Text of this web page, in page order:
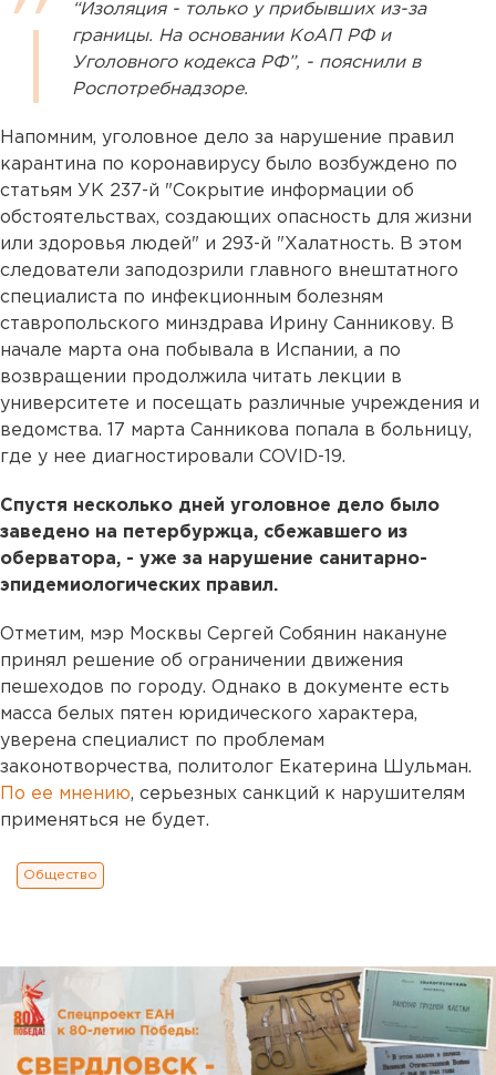
“Изоляция - только у прибывших из-за
границы. На основании КоАП РФ и
Уголовного кодекса РФ”, - пояснили в
Роспотребнадзоре.
Напомним, уголовное дело за нарушение правил
карантина по коронавирусу было возбуждено по
статьям УК 237-й "Сокрытие информации об
обстоятельствах, создающих опасность для жизни
или здоровья людей" и 293-й "Халатность. В этом
следователи заподозрили главного внештатного
специалиста по инфекционным болезням
ставропольского минздрава Ирину Санникову. В
начале марта она побывала в Испании, а по
возвращении продолжила читать лекции в
университете и посещать различные учреждения и
ведомства. 17 марта Санникова попала в больницу,
где у нее диагностировали COVID-19.
Спустя несколько дней уголовное дело было
заведено на петербуржца, сбежавшего из
оберватора, - уже за нарушение санитарно-
эпидемиологических правил.
Отметим, мэр Москвы Сергей Собянин накануне
принял решение об ограничении движения
пешеходов по городу. Однако в документе есть
масса белых пятен юридического характера,
уверена специалист по проблемам
законотворчества, политолог Екатерина Шульман.
По ее мнению, серьезных санкций к нарушителям
применяться не будет.
Общество